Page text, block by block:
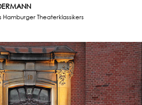
Theaterklassikers